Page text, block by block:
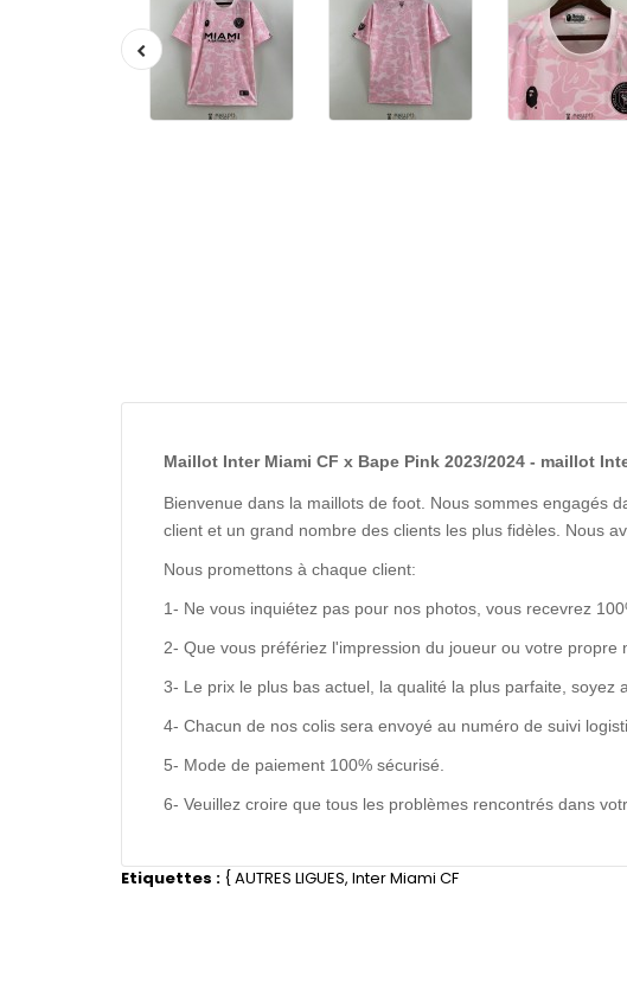
Maillot Inter Miami CF x Bape Pink 2023/2024 - maillot
Bienvenue dans la maillots de foot. Nous sommes engagés
client et un grand nombre des clients les plus fidèles. Nous
Nous promettons à chaque client:
1- Ne vous inquiétez pas pour nos photos, vous recevrez
2- Que vous préfériez l'impression du joueur ou votre
3- Le prix le plus bas actuel, la qualité la plus parfaite, soyez
4- Chacun de nos colis sera envoyé au numéro de suivi
5- Mode de paiement 100% sécurisé.
6- Veuillez croire que tous les problèmes rencontrés dans
Etiquettes : {AUTRES LIGUES, Inter Miami CF